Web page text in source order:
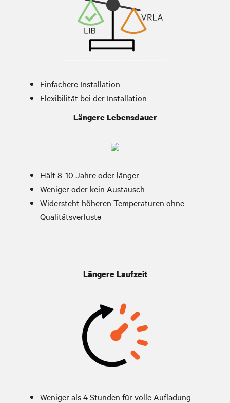
Einfachere Installation
Flexibilität bei der Installation
Mehr Laufzeit bei gleicher Speicherkapazität
Längere Lebensdauer
Hält 8-10 Jahre oder länger
Weniger oder kein Austausch
Widersteht höheren Temperaturen ohne
Qualitätsverluste
Längere Laufzeit
Weniger als 4 Stunden für volle Aufladung